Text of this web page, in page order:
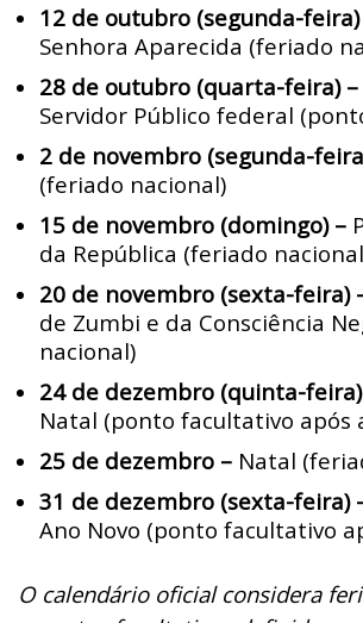
12 de outubro (segunda-feira)
Senhora Aparecida (feriado
28 de outubro (quarta-feira) –
Servidor Público federal
2 de novembro (segunda-
(feriado nacional)
15 de novembro (domingo) –
da República (feriado
20 de novembro (sexta-feira)
de Zumbi e da Consciência
nacional)
24 de dezembro (quinta-
Natal (ponto facultativo após
25 de dezembro – Natal
31 de dezembro (sexta-feira)
Ano Novo (ponto facultativo
O calendário oficial considera